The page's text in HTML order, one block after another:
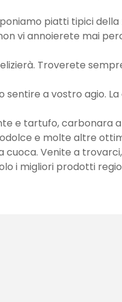
piatti tipici della
vi annoierete mai
Troverete
a vostro agio.
e tartufo, carbonara
e molte altre
Venite a
i migliori prodotti